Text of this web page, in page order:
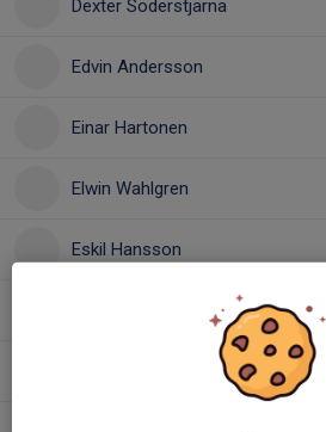
Dexter Söderstjärna
Edvin Andersson
Einar Hartonen
Elwin Wahlgren
Eskil Hansson
Hampus Thuresson